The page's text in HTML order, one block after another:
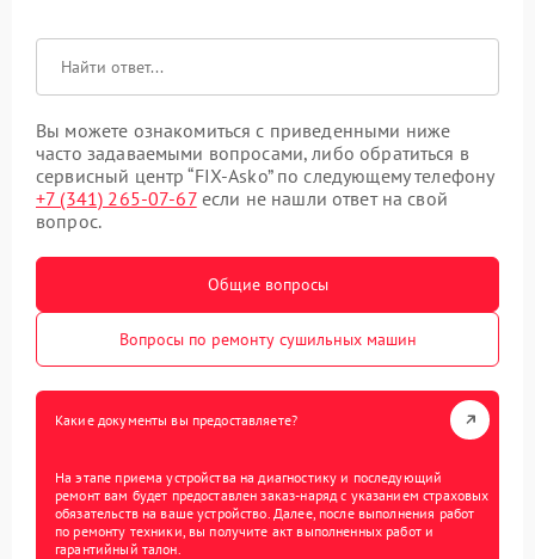
Вы можете ознакомиться с приведенными ниже
часто задаваемыми вопросами, либо обратиться в
сервисный центр “FIX-Asko” по следующему телефону
+7 (341) 265-07-67если не нашли ответ на свой
вопрос.
Общие вопросы
Вопросы по ремонту сушильных машин
Какие документы вы предоставляете?
На этапе приема устройства на диагностику и последующий
ремонт вам будет предоставлен заказ-наряд с указанием страховых
обязательств на ваше устройство. Далее, после выполнения работ
по ремонту техники, вы получите акт выполненных работ и
гарантийный талон.